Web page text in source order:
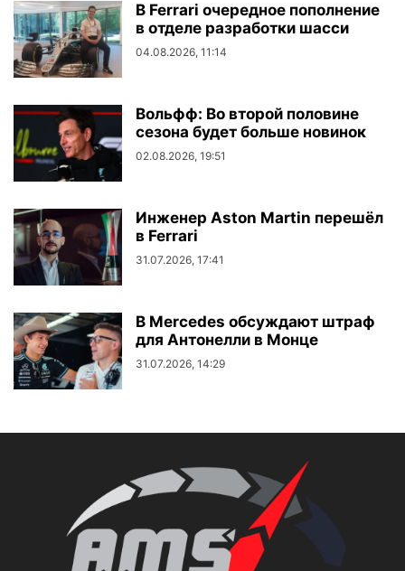
В Ferrari очередное пополнение
в отделе разработки шасси
04.08.2026, 11:14
Вольфф: Во второй половине
сезона будет больше новинок
02.08.2026, 19:51
Инженер Aston Martin перешёл
в Ferrari
31.07.2026, 17:41
В Mercedes обсуждают штраф
для Антонелли в Монце
31.07.2026, 14:29